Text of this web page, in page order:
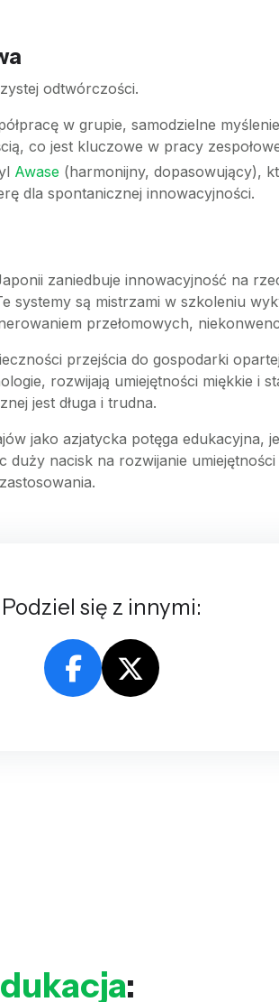
odtwórczości.
w grupie, samodzielne
co jest kluczowe w pracy
Awase (harmonijny, dopasowujący),
dla spontanicznej innowacyjności.
zaniedbuje innowacyjność na
systemy są mistrzami w szkoleniu
przełomowych,
przejścia do gospodarki
rozwijają umiejętności miękkie i
jest długa i trudna.
jako azjatycka potęga edukacyjna,
duży nacisk na rozwijanie
Podziel się z innymi:
: